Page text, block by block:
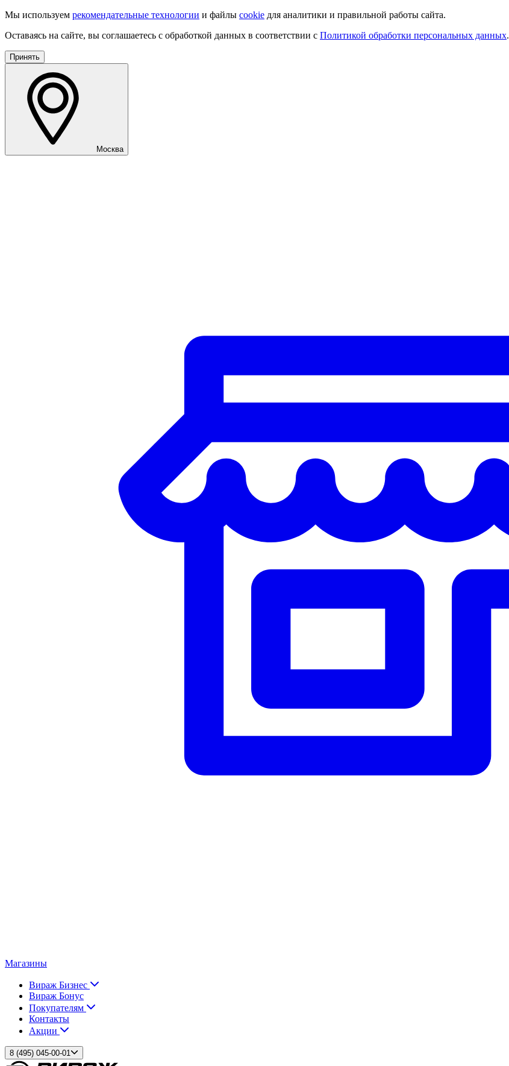
Мы используем рекомендательные технологии и файлы cookie для аналитики и правильной работы сайта.
Оставаясь на сайте, вы соглашаетесь с обработкой данных в соответствии с Политикой обработки персональных данных.
Принять
Москва
Магазины
Вираж Бизнес
Вираж Бонус
Покупателям
Контакты
Акции
8 (495) 045-00-01